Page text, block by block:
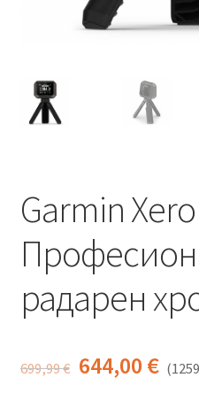
Контакти
Garmin
радарен
699,99€ 644,00 € (